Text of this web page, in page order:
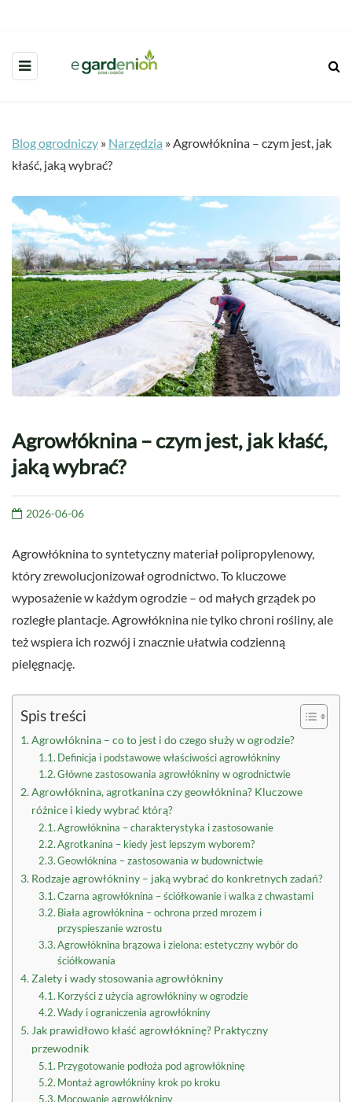
Blog ogrodniczy » Narzędzia »Agrowłóknina – czym jest, jak
kłaść, jaką wybrać?
Agrowłóknina – czym jest, jak kłaść,
jaką wybrać?
2026-06-06
Agrowłóknina to syntetyczny materiał polipropylenowy,
który zrewolucjonizował ogrodnictwo. To kluczowe
wyposażenie w każdym ogrodzie – od małych grządek po
rozległe plantacje. Agrowłóknina nie tylko chroni rośliny, ale
też wspiera ich rozwój i znacznie ułatwia codzienną
pielęgnację.
Spis treści
Agrowłóknina – co to jest i do czego służy w ogrodzie?
Definicja i podstawowe właściwości agrowłókniny
Główne zastosowania agrowłókniny w ogrodnictwie
Agrowłóknina, agrotkanina czy geowłóknina? Kluczowe
różnice i kiedy wybrać którą?
Agrowłóknina – charakterystyka i zastosowanie
Agrotkanina – kiedy jest lepszym wyborem?
Geowłóknina – zastosowania w budownictwie
Rodzaje agrowłókniny – jaką wybrać do konkretnych zadań?
Czarna agrowłóknina – ściółkowanie i walka z chwastami
Biała agrowłóknina – ochrona przed mrozem i
przyspieszanie wzrostu
Agrowłóknina brązowa i zielona: estetyczny wybór do
ściółkowania
Zalety i wady stosowania agrowłókniny
Korzyści z użycia agrowłókniny w ogrodzie
Wady i ograniczenia agrowłókniny
Jak prawidłowo kłaść agrowłókninę? Praktyczny
przewodnik
Przygotowanie podłoża pod agrowłókninę
Montaż agrowłókniny krok po kroku
Mocowanie agrowłókniny